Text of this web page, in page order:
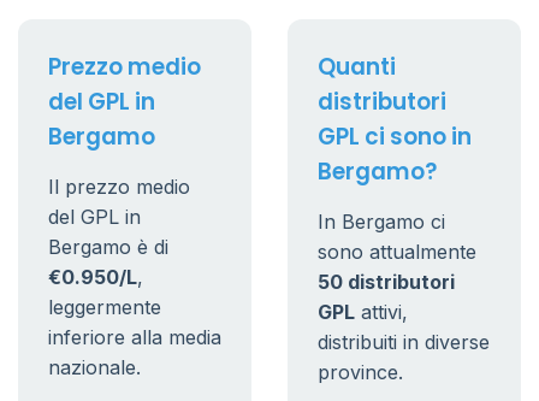
Prezzo medio
del GPL in
Bergamo
Il prezzo medio
del GPL in
Bergamo è di
€0.950/L,
leggermente
inferiore alla media
nazionale.
Quanti
distributori
GPL ci sono in
Bergamo?
In Bergamo ci
sono attualmente
50 distributori
GPL attivi,
distribuiti in diverse
province.